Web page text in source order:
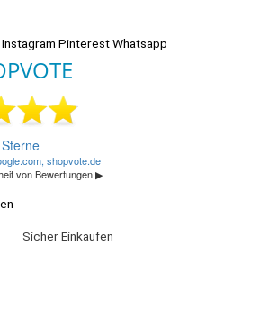
Instagram PinterestWhatsapp
Sicher Einkaufen